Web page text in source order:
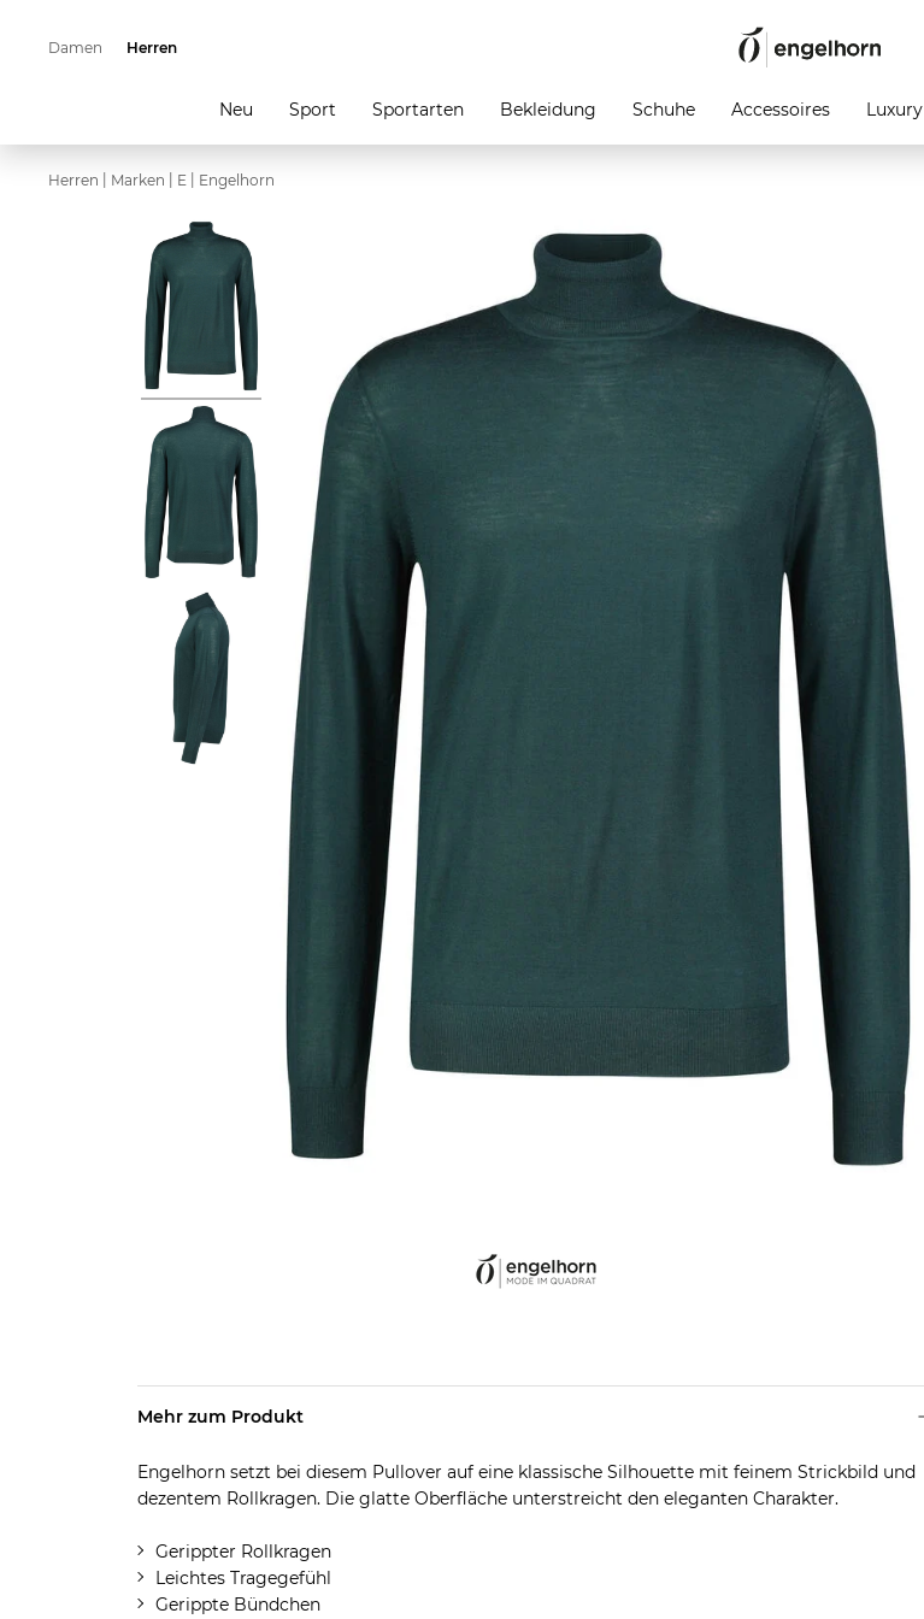
Damen Herren
Neu Sport Sportarten Bekleidung Schuhe Accessoires Luxury
Herren Marken E Engelhorn
Mehr zum Produkt
Engelhorn setzt bei diesem Pullover auf eine klassische Silhouette mit feinem Strickbild und
dezentem Rollkragen. Die glatte Oberfläche unterstreicht den eleganten Charakter.
Gerippter Rollkragen
Leichtes Tragegefühl
Gerippte Bündchen